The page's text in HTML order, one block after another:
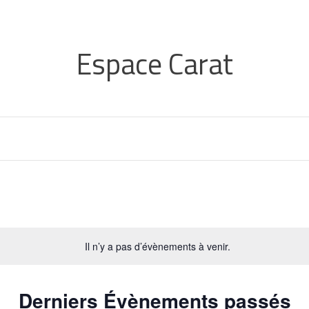
Espace Carat
Il n’y a pas d’évènements à venir.
date
Derniers Évènements passés